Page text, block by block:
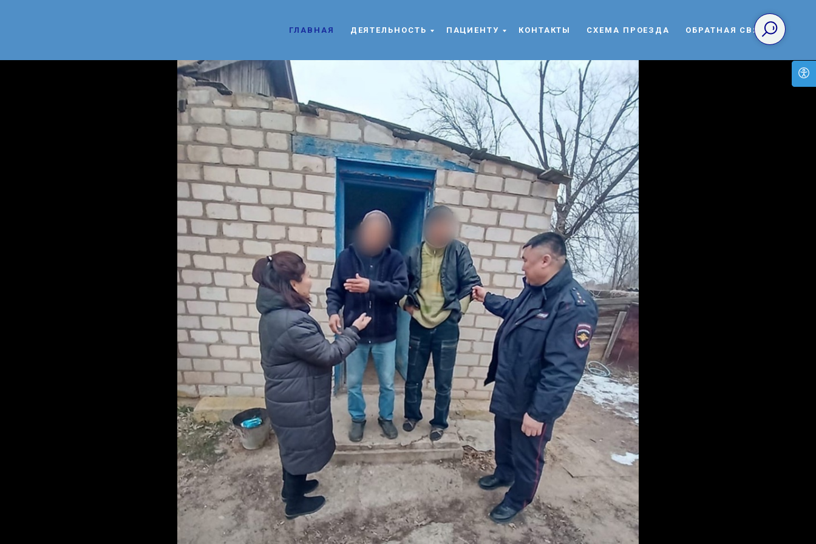
ГЛАВНАЯ ДЕЯТЕЛЬНОСТЬ ПАЦИЕНТУ КОНТАКТЫ СХЕМА ПРОЕЗДА ОБРАТНАЯ СВЯЗЬ